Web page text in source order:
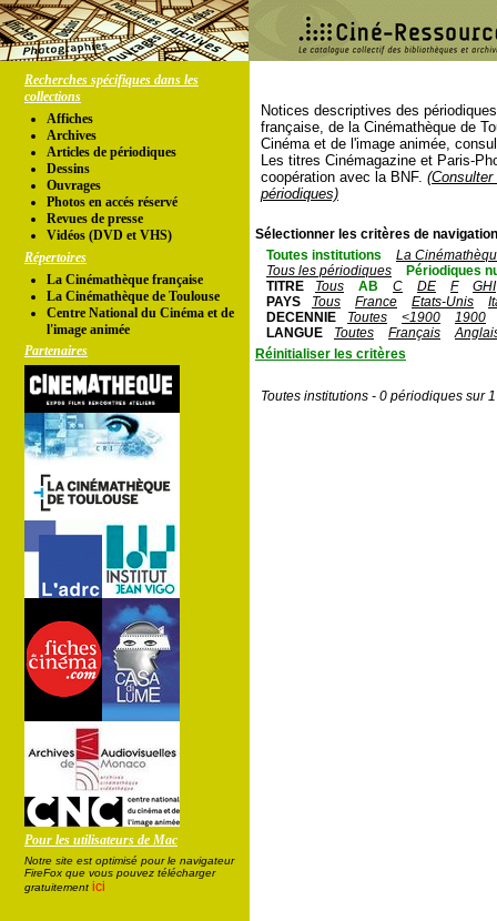
Recherches spécifiques dans les
collections
Affiches
Archives
Articles de périodiques
Dessins
Ouvrages
Photos en accés réservé
Revues de presse
Vidéos (DVD et VHS)
Répertoires
La Cinémathèque française
La Cinémathèque de Toulouse
Centre National du Cinéma et de
l'image animée
Partenaires
Pour les utilisateurs de Mac
Notre site est optimisé pour le navigateur
FireFox que vous pouvez télécharger
gratuitement ici
Notices descriptives des
française, de la Cinémathèque de
Cinéma et de l'image animée,
Les titres Cinémagazine et Paris-
coopération avec la BNF.
périodiques)
Sélectionner les critères de
Toutes institutions
La
Tous les périodiques
Périodiques
TITRE
Tous AB C DE F
GHI
PAYS
Tous France Etats-Unis
DECENNIE
Toutes <1900
1900
LANGUE
Toutes Français
Réinitialiser les critères
Toutes institutions - 0 périodiques sur